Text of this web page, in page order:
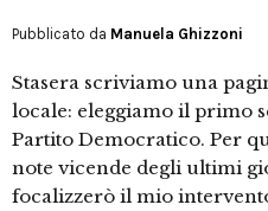
Pubblicato da Manuela Ghizzoni
Stasera scriviamo una
locale: eleggiamo il primo
Partito Democratico. Per
note vicende degli ultimi
focalizzerò il mio